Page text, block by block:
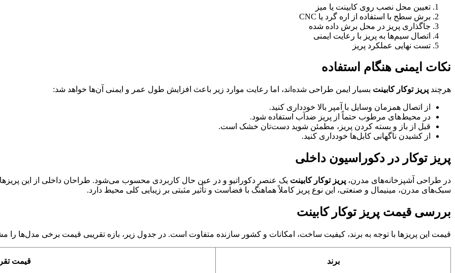
تعیین محل نصب روی کابینت یا میز
برش سطح با استفاده از اره گرد یا CNC
جاگذاری پریز در محل برش داده شده
اتصال سیم‌ها به پریز با رعایت ایمنی
تست نهایی عملکرد پریز
نکات ایمنی هنگام استفاده
هرچند پریز توکار کابینت بسیار ایمن طراحی شده‌اند، اما رعایت موارد زیر باعث افزایش طول عمر و ایمنی آن‌ها خواهد شد:
از اتصال همزمان وسایل با آمپر بالا خودداری کنید.
در محیط‌های مرطوب حتماً از پریز ضدآب استفاده شود.
قبل از باز و بسته کردن پریز، مطمئن شوید دست‌تان خشک است.
از کشیدن ناگهانی کابل‌ها خودداری کنید.
پریز توکار در دکوراسیون داخلی
در طراحی آشپزخانه‌های مدرن، پریز توکار کابینت یک عنصر دکوراتیو و در عین حال کاربردی محسوب می‌شود. طراحان داخلی از این
سبک‌های مدرن، مینیمال و صنعتی، این نوع پریز کاملاً هماهنگ با فضاست و تأثیر مثبتی بر زیبایی کلی محیط دارد.
بررسی قیمت پریز توکار کابینت
قیمت این پریزها با توجه به برند، کیفیت ساخت، امکانات و کشور سازنده متفاوت است. در جدول زیر، بازه تقریبی قیمت برخی مدل‌ها را
برند قیمت